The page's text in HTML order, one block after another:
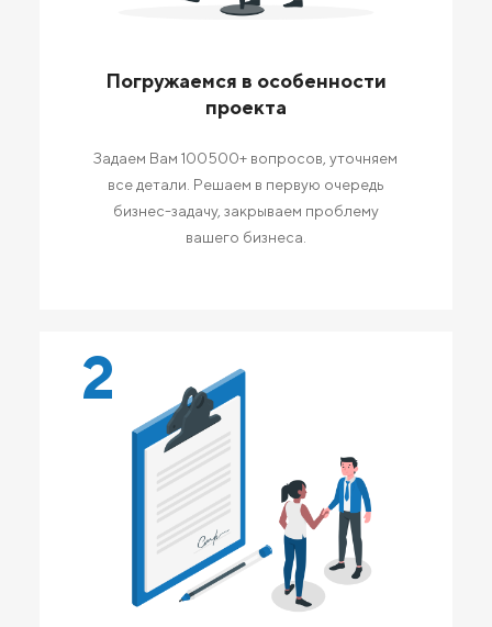
Погружаемся в особенности
проекта
Задаем Вам 100500+ вопросов, уточняем
все детали. Решаем в первую очередь
бизнес-задачу, закрываем проблему
вашего бизнеса.
2